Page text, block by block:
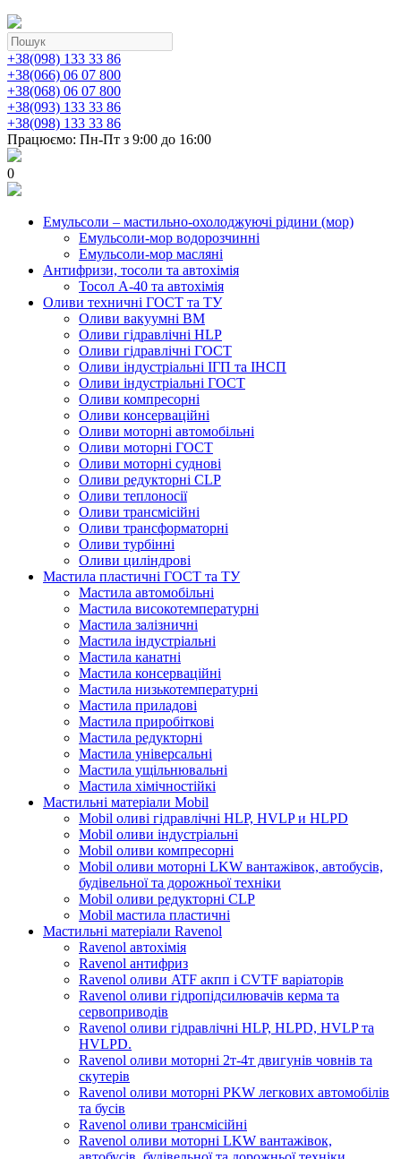
+38(098) 133 33 86
+38(066) 06 07 800
+38(068) 06 07 800
+38(093) 133 33 86
+38(098) 133 33 86
Працюємо: Пн-Пт з 9:00 до 16:00
0
Емульсоли – мастильно-охолоджуючі рідини (мор)
Емульсоли-мор водорозчинні
Емульсоли-мор масляні
Антифризи, тосоли та автохімія
Тосол А-40 та автохімія
Оливи техничні ГОСТ та ТУ
Оливи вакуумні ВМ
Оливи гідравлічні HLP
Оливи гідравлічні ГОСТ
Оливи індустріальні ІГП та ІНСП
Оливи індустріальні ГОСТ
Оливи компресорні
Оливи консерваційні
Оливи моторні автомобільні
Оливи моторні ГОСТ
Оливи моторні суднові
Оливи редукторні CLP
Оливи теплоносії
Оливи трансмісійні
Оливи трансформаторні
Оливи турбінні
Оливи циліндрові
Мастила пластичні ГОСТ та ТУ
Мастила автомобільні
Мастила високотемпературні
Мастила залізничні
Мастила індустріальні
Мастила канатні
Мастила консерваційні
Мастила низькотемпературні
Мастила приладові
Мастила приробіткові
Мастила редукторні
Мастила універсальні
Мастила ущільнювальні
Мастила хімічностійкі
Мастильні матеріали Mobil
Mobil оливі гідравлічні HLP, HVLP и HLPD
Mobil оливи індустріальні
Mobil оливи компресорні
Mobil оливи моторні LKW вантажівок, автобусів,
будівельної та дорожньої техніки
Mobil оливи редукторні CLP
Mobil мастила пластичні
Мастильні матеріали Ravenol
Ravenol автохімія
Ravenol антифриз
Ravenol оливи ATF акпп і CVTF варіаторів
Ravenol оливи гідропідсилювачів керма та
сервоприводів
Ravenol оливи гідравлічні HLP, HLPD, HVLP та
HVLPD.
Ravenol оливи моторні 2т-4т двигунів човнів та
скутерів
Ravenol оливи моторні PKW легкових автомобілів
та бусів
Ravenol оливи трансмісійні
Ravenol оливи моторні LKW вантажівок,